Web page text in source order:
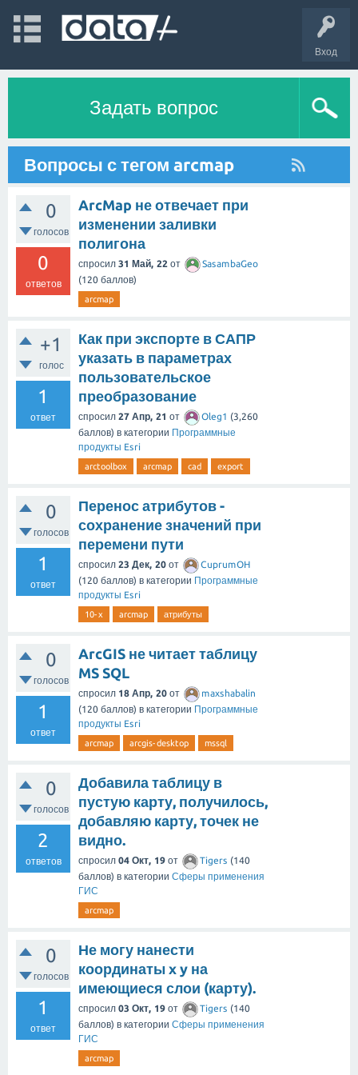
Вход
Задать вопрос
Вопросы с тегом arcmap
0
голосов
0
ответов
ArcMap не отвечает при
изменении заливки
полигона
спросил 31 Май, 22 от
SasambaGeo
(120 баллов)
arcmap
+1
голос
1
ответ
Как при экспорте в САПР
указать в параметрах
пользовательское
преобразование
спросил 27 Апр, 21 от Oleg1 (3,260
баллов) в категории Программные
продукты Esri
arctoolbox arcmap cad export
0
голосов
1
ответ
Перенос атрибутов -
сохранение значений при
перемени пути
спросил 23 Дек, 20 от
CuprumOH
(120 баллов) в категории Программные
продукты Esri
10-x arcmap атрибуты
0
голосов
1
ответ
ArcGIS не читает таблицу
MS SQL
спросил 18 Апр, 20 от
maxshabalin
(120 баллов) в категории Программные
продукты Esri
arcmap arcgis-desktop mssql
0
голосов
2
ответов
Добавила таблицу в
пустую карту, получилось,
добавляю карту, точек не
видно.
спросил 04 Окт, 19 от Tigers (140
баллов) в категории Сферы применения
ГИС
arcmap
0
голосов
1
ответ
Не могу нанести
координаты x y на
имеющиеся слои (карту).
спросил 03 Окт, 19 от Tigers (140
баллов) в категории Сферы применения
ГИС
arcmap